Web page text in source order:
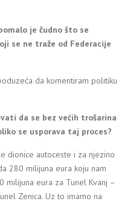
je čudno što se
se ne traže od Federacije
da komentiram politiku
da se bez većih trošarina
se usporava taj proces?
dionice autoceste i za njezino
280 milijuna eura koju nam
milijuna eura za Tunel Kvanj –
Zenica. Uz to imamo na